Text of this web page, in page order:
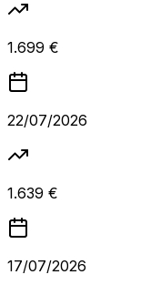
1.699 €
22/07/2026
1.639 €
17/07/2026